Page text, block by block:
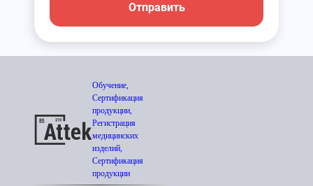
Отправить
Обучение,
Сертификация
продукции,
Регистрация
медицинских
изделий,
Сертификация
продукции